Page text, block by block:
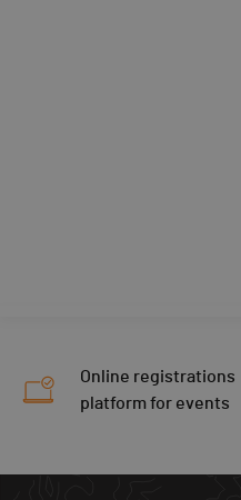
Online registrations
platform for events